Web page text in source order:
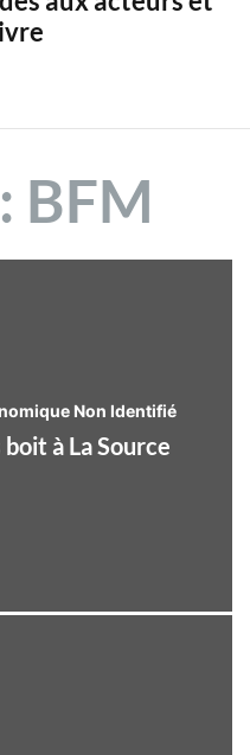
BFM
Non Identifié
à La Source